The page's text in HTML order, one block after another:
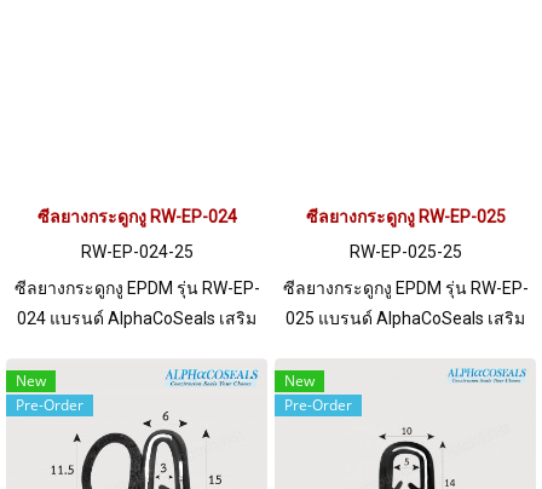
ซีลยางกระดูกงู RW-EP-024
RW-EP-024-25
ซีลยางกระดูกงู EPDM รุ่น RW-EP-
024 แบรนด์ AlphaCoSeals เสริม
แผ่น 1-10 mm. ราคาสินค้าขึ้นอยู่
กับจำนวนสั่งซื้อ หากต้องการสั่งซื้อ
จำนวนมากกว่า 250 เมตร หรือ
ต้องการขอใบเสนอราคา กรุณา
ซีลยางกระดูกงู RW-EP-025
RW-EP-025-25
ซีลยางกระดูกงู EPDM รุ่น RW-EP-
025 แบรนด์ AlphaCoSeals เสริม
แผ่น 1-5.5 mm. ราคาสินค้าขึ้นอยู่
กับจำนวนสั่งซื้อ หากต้องการสั่งซื้อ
จำนวนมากกว่า 250 เมตร หรือ
ต้องการขอใบเสนอราคา กรุณา
New
Pre-Order
New
Pre-Order